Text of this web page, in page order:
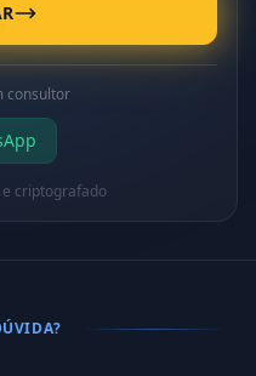
consultor
criptografado